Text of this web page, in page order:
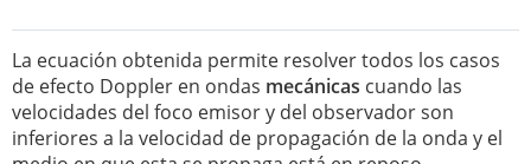
La ecuación obtenida permite resolver todos los casos
de efecto Doppler en ondas mecánicas cuando las
velocidades del foco emisor y del observador son
inferiores a la velocidad de propagación de la onda y el